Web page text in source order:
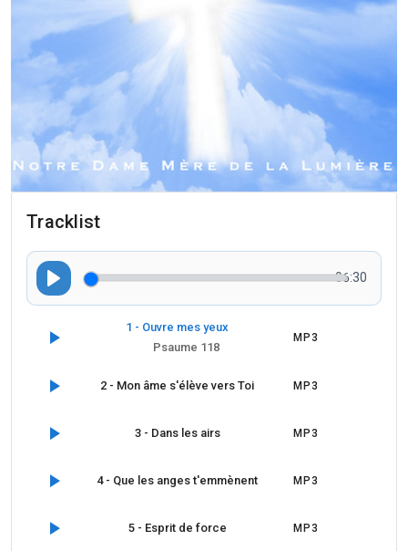
Tracklist
P
a
06:30
1 - Ouvre mes yeux
Psaume 118
MP3
2 - Mon âme s'élève vers Toi MP3
3 - Dans les airs MP3
4 - Que les anges t'emmènent MP3
5 - Esprit de force MP3